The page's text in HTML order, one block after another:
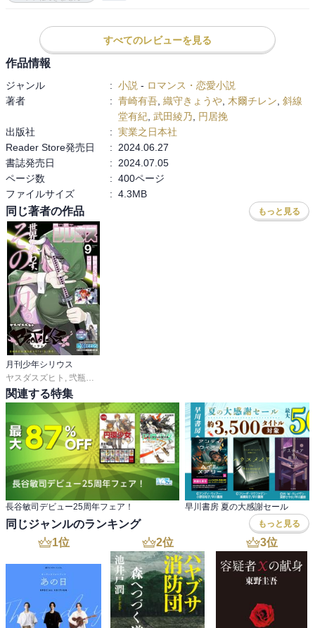
た。父の新しい結婚相手まりえは20代の美人、真には持ち合わせて
いない魅力で満ちあふれていて…
導入の第一章がめっちゃ上手い、短編のお手本かと思った。そして
いつものとおり、女性の感情の起伏を描くのがプロの技。ホント感
心しちゃう。読んでるこっちが魔法にかかってちゃって、吸い込ま
れていく感じがするんすよ。植物のクダリは何かあるかなと思って
ましたが、しっかり先生らしさも出ていて愛せる作品でした。
●雪の花／円居挽
父親と折り合いの悪かった娘、みおりは父親を崖から突き落として
殺害してしまった。どうしてよいか困惑したみおりは、ある女性か
らもらった連絡先から相談をすることに…
母親に抱かれたような温かさ、しかしそれは犯罪という冷たさも併
せ持つ。なんかこわっ！ 秘密を持つって、恋愛と同じで大人になる
ことの入り口のような気がする。
●いいよ。／織守きょうや
女子高生の真凛は、同級生で成績トップで美人の清良と出会い恋に
落ちる。真凛の猛烈アプローチの後、二人の仲は徐々に深まってゆ
く。ある日真凛は、共通の友人である松風と清良の不穏な会話を聞
いてしまい…
『キスに煙』でも思ったけど、先生は恋している人を心情を描くの
がマジ上手。女子高の恋愛ごっこを片影を見たと思いきや、あまり
にストレートでノックアウトです。弾丸のように、強くまっすぐな
気持ちが眩しい！ これぞ恋のリアル感情ですね。三人の距離感が
徐々に変化していく様子も胸が焦がれる。
●最前／木爾チレン
田舎から上京してきた地下アイドル、夕暮みみかはエゴサーチで減
っていく失望していた。ただ一人の熱烈ファンからのコメントだけ
が希望だった。あまりに続くアンチコメントにみみかは絶望し、自
序盤からは思いもよらない展開で惹きつけられました。支え合いな
がら成長していく二人がキレイ… 推し文化のポジティブさが出てい
て好き。
すべてのレビューを見る
作品情報
ジャンル : 小説 - ロマンス・恋愛小説
著者
: 青崎有吾 織守きょうや 木爾チレン 斜線
堂有紀 武田綾乃
円居挽
出版社
: 実業之日本社
Reader Store発売日
:
2024.06.27
書誌発売日
:
2024.07.05
ページ数
: 400ページ
ファイルサイズ
: 4.3MB
同じ著者の作品 もっと見る
月刊少年シリウス
ヤスダスズヒト , 弐瓶勉
関連する特集
長谷敏司デビュー25周年フェア！ 早川書房 夏の大感謝セール
同じジャンルのランキング もっと見る
1位 2位 3位